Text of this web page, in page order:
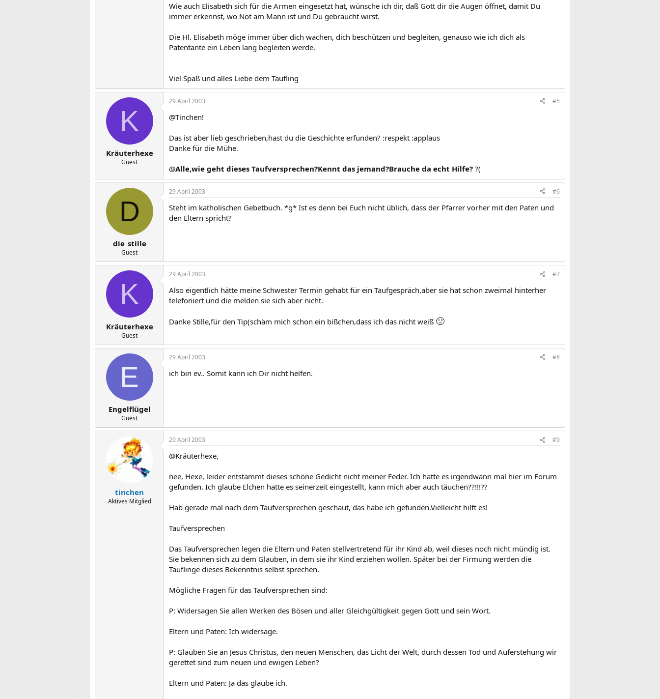
Wie auch Elisabeth sich für die Armen eingesetzt hat, wünsche ich dir, daß Gott dir die Augen öffnet, damit Du
immer erkennst, wo Not am Mann ist und Du gebraucht wirst.
Die Hl. Elisabeth möge immer über dich wachen, dich beschützen und begleiten, genauso wie ich dich als
Patentante ein Leben lang begleiten werde.
Viel Spaß und alles Liebe dem Täufling
K
Kräuterhexe
Guest
29 April 2003 #5
@Tinchen!
Das ist aber lieb geschrieben,hast du die Geschichte erfunden? :respekt :applaus
Danke für die Mühe.
@Alle,wie geht dieses Taufversprechen?Kennt das jemand?Brauche da echt Hilfe? ?(
D
die_stille
Guest
29 April 2003 #6
Steht im katholischen Gebetbuch. *g* Ist es denn bei Euch nicht üblich, dass der Pfarrer vorher mit den Paten und
den Eltern spricht?
K
Kräuterhexe
Guest
29 April 2003 #7
Also eigentlich hätte meine Schwester Termin gehabt für ein Taufgespräch,aber sie hat schon zweimal hinterher
telefoniert und die melden sie sich aber nicht.
Danke Stille,für den Tip(schäm mich schon ein bißchen,dass ich das nicht weiß 🙁
E
Engelflügel
Guest
29 April 2003 #8
ich bin ev.. Somit kann ich Dir nicht helfen.
tinchen
Aktives Mitglied
29 April 2003 #9
@Kräuterhexe,
nee, Hexe, leider entstammt dieses schöne Gedicht nicht meiner Feder. Ich hatte es irgendwann mal hier im Forum
gefunden. Ich glaube Elchen hatte es seinerzeit eingestellt, kann mich aber auch täuchen??!!!??
Hab gerade mal nach dem Taufversprechen geschaut, das habe ich gefunden.Vielleicht hilft es!
Taufversprechen
Das Taufversprechen legen die Eltern und Paten stellvertretend für ihr Kind ab, weil dieses noch nicht mündig ist.
Sie bekennen sich zu dem Glauben, in dem sie ihr Kind erziehen wollen. Später bei der Firmung werden die
Täuflinge dieses Bekenntnis selbst sprechen.
Mögliche Fragen für das Taufversprechen sind:
P: Widersagen Sie allen Werken des Bösen und aller Gleichgültigkeit gegen Gott und sein Wort.
Eltern und Paten: Ich widersage.
P: Glauben Sie an Jesus Christus, den neuen Menschen, das Licht der Welt, durch dessen Tod und Auferstehung wir
gerettet sind zum neuen und ewigen Leben?
Eltern und Paten: Ja das glaube ich.